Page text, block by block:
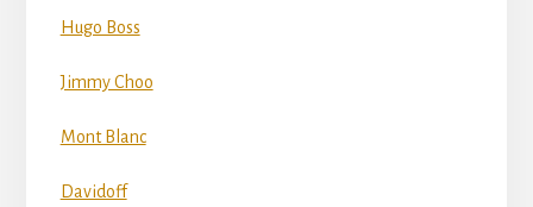
Hugo Boss
Jimmy Choo
Mont Blanc
Davidoff